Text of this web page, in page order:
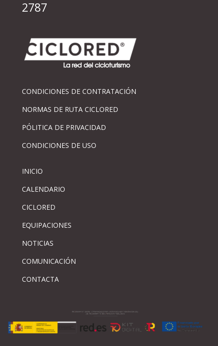
2787
CONDICIONES DE CONTRATACIÓN
NORMAS DE RUTA CICLORED
PÓLITICA DE PRIVACIDAD
CONDICIONES DE USO
INICIO
CALENDARIO
CICLORED
EQUIPACIONES
NOTICIAS
COMUNICACIÓN
CONTACTA